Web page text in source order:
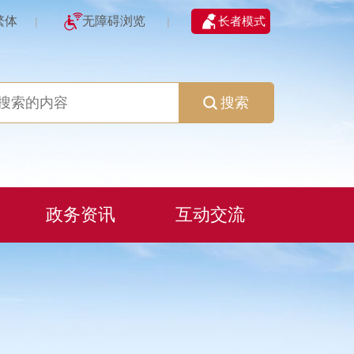
体 | 无障碍浏览 | 长者模式
搜索
政务资讯 互动交流